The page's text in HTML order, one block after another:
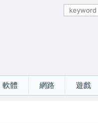
軟體 網路 遊戲